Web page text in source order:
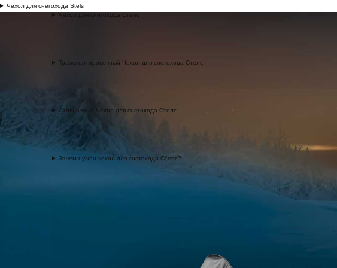
Чехол для снегохода Stels
Чехол для снегохода Стелс
Транспортировочный Чехол для снегохода Стелс
Стояночный Чехол для снегохода Стелс
Зачем нужен чехол для снегохода Стелс?